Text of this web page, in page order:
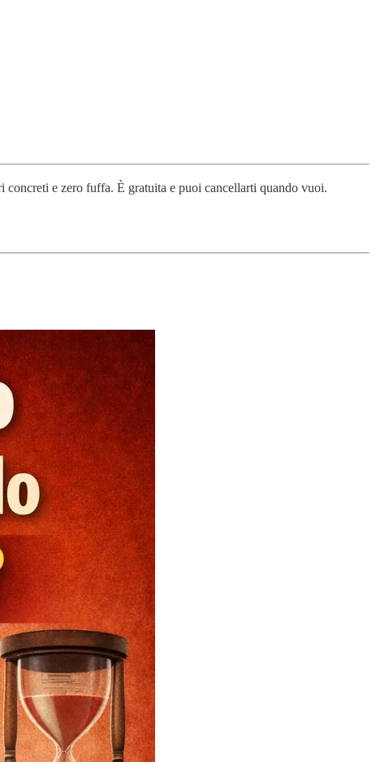
concreti e zero fuffa. È gratuita e puoi cancellarti quando vuoi.